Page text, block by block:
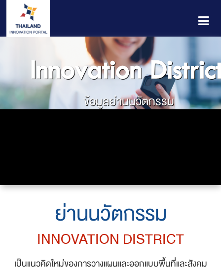
Innovation
ข้อมูลย่านนวัตกรรม
ย่านนวัตกรรม
INNOVATION DISTRICT
เป็นแนวคิดใหม่ของการวางแผนและออกแบบพื้นที่และสังคม